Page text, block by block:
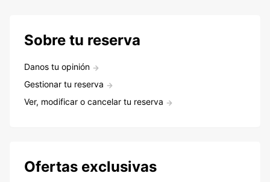
Sobre tu reserva
Danos tu opinión
Gestionar tu reserva
Ver, modificar o cancelar tu reserva
Ofertas exclusivas